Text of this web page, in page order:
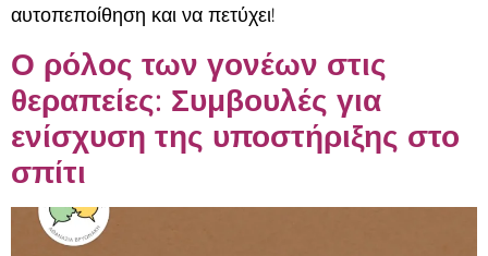
αυτοπεποίθηση και να πετύχει!
Ο ρόλος των γονέων στις
θεραπείες: Συμβουλές για
ενίσχυση της υποστήριξης στο
σπίτι